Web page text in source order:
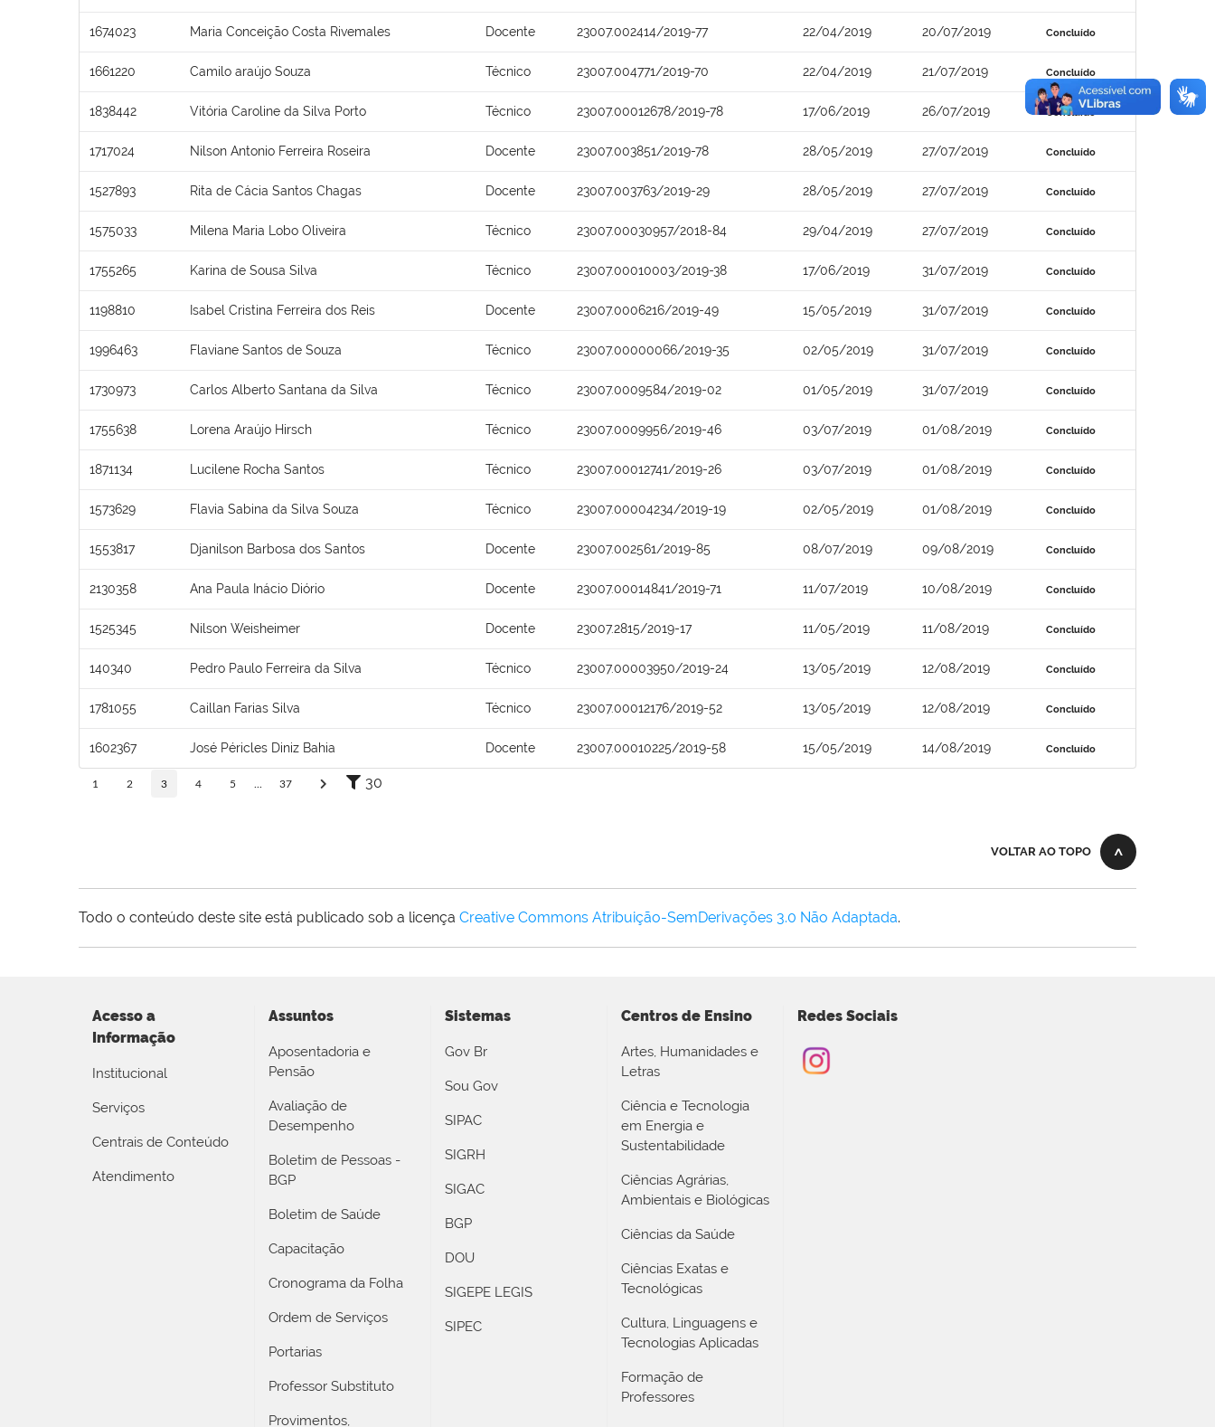
1674023 Maria Conceição Costa Rivemales Docente 23007.002414/2019-77 22/04/2019 20/07/2019 Concluído
1661220 Camilo araújo Souza Técnico 23007.004771/2019-70 22/04/2019 21/07/2019 Concluído
1838442 Vitória Caroline da Silva Porto Técnico 23007.00012678/2019-78 17/06/2019 26/07/2019 Concluído
1717024 Nilson Antonio Ferreira Roseira Docente 23007.003851/2019-78 28/05/2019 27/07/2019 Concluído
1527893 Rita de Cácia Santos Chagas Docente 23007.003763/2019-29 28/05/2019 27/07/2019 Concluído
1575033 Milena Maria Lobo Oliveira Técnico 23007.00030957/2018-84 29/04/2019 27/07/2019 Concluído
1755265 Karina de Sousa Silva Técnico 23007.00010003/2019-38 17/06/2019 31/07/2019 Concluído
1198810 Isabel Cristina Ferreira dos Reis Docente 23007.0006216/2019-49 15/05/2019 31/07/2019 Concluído
1996463 Flaviane Santos de Souza Técnico 23007.00000066/2019-35 02/05/2019 31/07/2019 Concluído
1730973 Carlos Alberto Santana da Silva Técnico 23007.0009584/2019-02 01/05/2019 31/07/2019 Concluído
1755638 Lorena Araújo Hirsch Técnico 23007.0009956/2019-46 03/07/2019 01/08/2019 Concluído
1871134 Lucilene Rocha Santos Técnico 23007.00012741/2019-26 03/07/2019 01/08/2019 Concluído
1573629 Flavia Sabina da Silva Souza Técnico 23007.00004234/2019-19 02/05/2019 01/08/2019 Concluído
1553817 Djanilson Barbosa dos Santos Docente 23007.002561/2019-85 08/07/2019 09/08/2019 Concluído
2130358 Ana Paula Inácio Diório Docente 23007.00014841/2019-71 11/07/2019 10/08/2019 Concluído
1525345 Nilson Weisheimer Docente 23007.2815/2019-17 11/05/2019 11/08/2019 Concluído
140340 Pedro Paulo Ferreira da Silva Técnico 23007.00003950/2019-24 13/05/2019 12/08/2019 Concluído
1781055 Caillan Farias Silva Técnico 23007.00012176/2019-52 13/05/2019 12/08/2019 Concluído
1602367 José Péricles Diniz Bahia Docente 23007.00010225/2019-58 15/05/2019 14/08/2019 Concluído
1 2 3 4 5 37 30
VOLTAR AO TOPO
Todo o conteúdo deste site está publicado sob a licença Creative Commons Atribuição-SemDerivações 3.0 Não Adaptada.
Acesso a
Informação
Institucional
Serviços
Centrais de Conteúdo
Atendimento
Assuntos
Aposentadoria e
Pensão
Avaliação de
Desempenho
Boletim de Pessoas -
BGP
Boletim de Saúde
Capacitação
Cronograma da Folha
Ordem de Serviços
Portarias
Professor Substituto
Provimentos,
Sistemas
Gov Br
Sou Gov
SIPAC
SIGRH
SIGAC
BGP
DOU
SIGEPE LEGIS
SIPEC
Centros de Ensino
Artes, Humanidades e
Letras
Ciência e Tecnologia
em Energia e
Sustentabilidade
Ciências Agrárias,
Ambientais e Biológicas
Ciências da Saúde
Ciências Exatas e
Tecnológicas
Cultura, Linguagens e
Tecnologias Aplicadas
Formação de
Professores
Redes Sociais